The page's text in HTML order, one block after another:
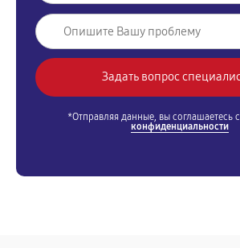
*Отправляя данные, вы соглашаетесь с
конфиденциальности